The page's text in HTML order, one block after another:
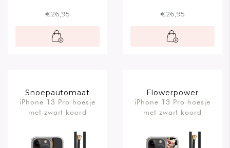
€26,95 €26,95
Snoepautomaat
iPhone 13 Pro hoesje
met zwart koord
Flowerpower
iPhone 13 Pro hoesje
met zwart koord